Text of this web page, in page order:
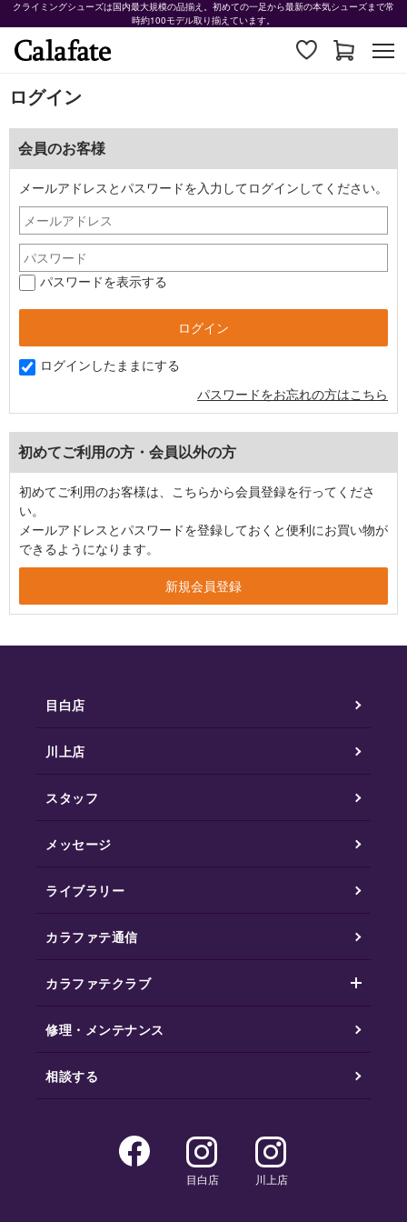
クライミングシューズは国内最大規模の品揃え。初めての一足から最新の本気シューズまで常
時約100モデル取り揃えています。
ログイン
会員のお客様
メールアドレスとパスワードを入力してログインしてください。
パスワードを表示する
ログインしたままにする
パスワードをお忘れの方はこちら
初めてご利用の方・会員以外の方
初めてご利用のお客様は、こちらから会員登録を行ってくださ
い。
メールアドレスとパスワードを登録しておくと便利にお買い物が
できるようになります。
目白店
川上店
スタッフ
メッセージ
ライブラリー
カラファテ通信
カラファテクラブ
修理・メンテナンス
相談する
目白店 川上店